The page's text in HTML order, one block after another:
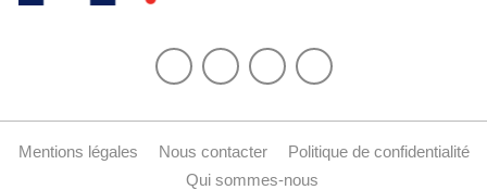
Mentions légales Nous contacter
Politique de confidentialité
Qui sommes-nous